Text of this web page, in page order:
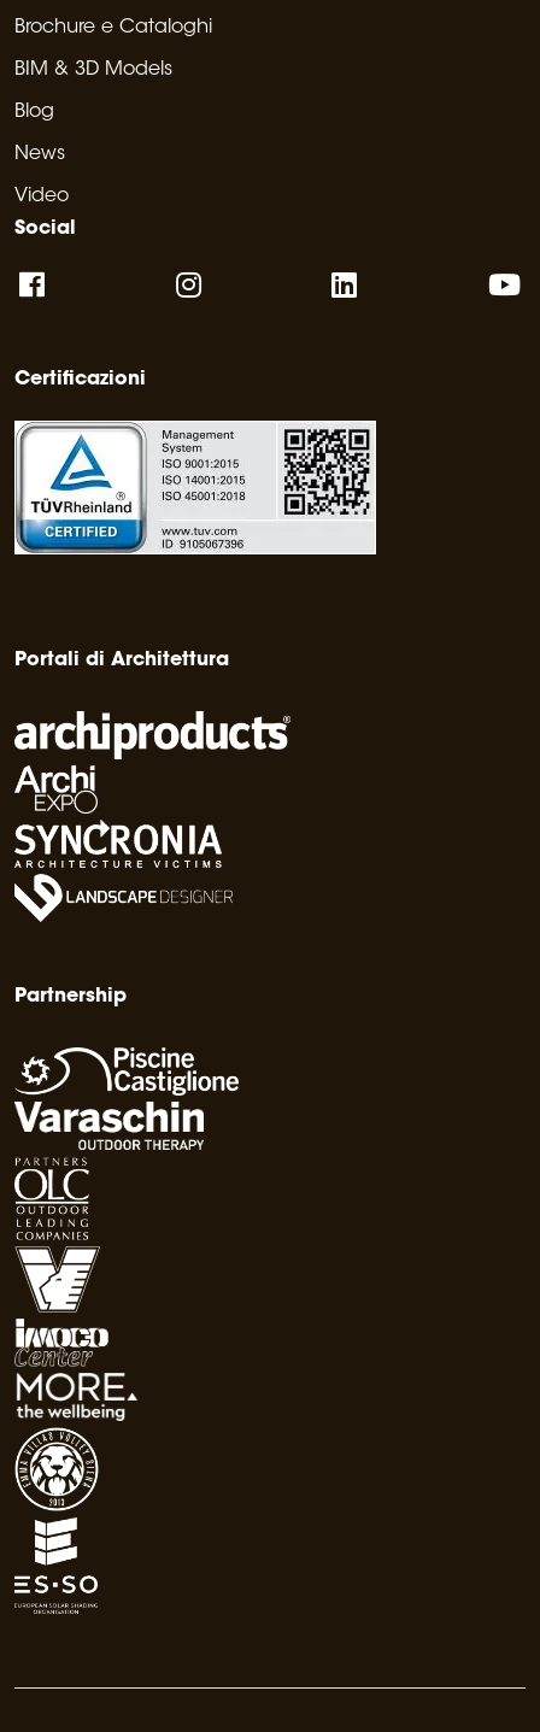
Brochure e Cataloghi
BIM & 3D Models
Blog
News
Video
Social
Certificazioni
Portali di Architettura
Partnership